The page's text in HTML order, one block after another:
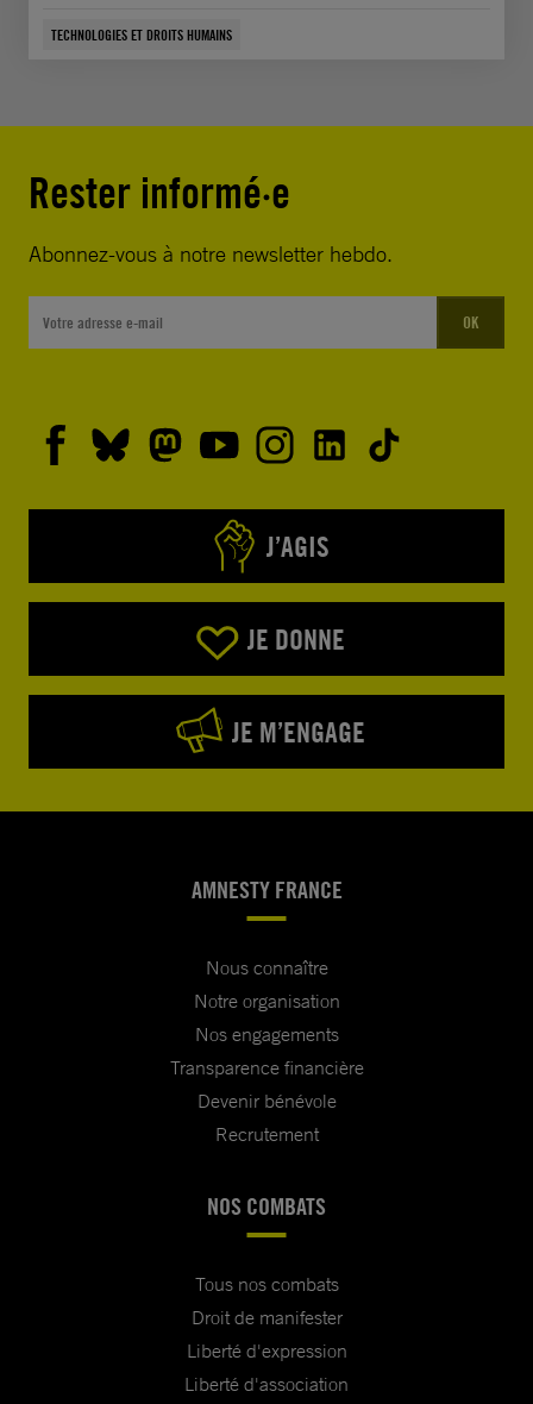
TECHNOLOGIES ET DROITS HUMAINS
Rester informé·e
Abonnez-vous à notre newsletter hebdo.
OK
J’AGIS
JE DONNE
JE M’ENGAGE
AMNESTY FRANCE
Nous connaître
Notre organisation
Nos engagements
Transparence financière
Devenir bénévole
Recrutement
NOS COMBATS
Tous nos combats
Droit de manifester
Liberté d'expression
Liberté d'association